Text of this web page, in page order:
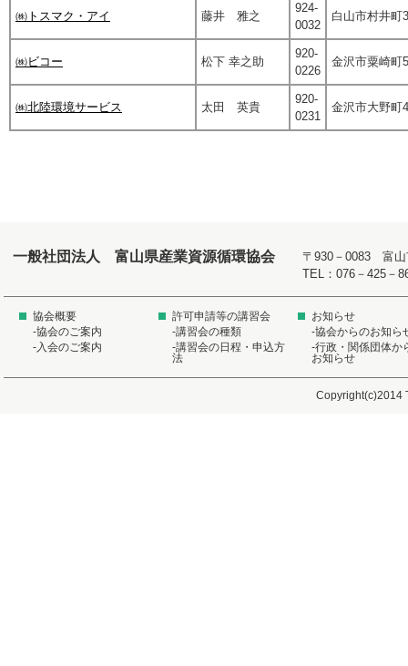
㈱トスマク・アイ 藤井 雅之
924-
0032
白山市村井町
㈱ビコー 松下 幸之助
920-
0226
金沢市粟崎町
㈱北陸環境サービス 太田 英貴
920-
0231
金沢市大野町
一般社団法人 富山県産業資源循環協会
〒930－0083 富山
TEL：076－425
協会概要
-協会のご案内
-入会のご案内
許可申請等の講習会
-講習会の種類
-講習会の日程・申込方
法
お知らせ
-協会からのお知ら
-行政・関係団体か
お知らせ
Copyright(c)2014